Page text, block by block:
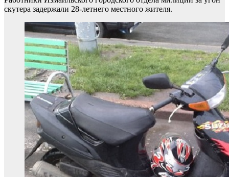
скутера задержали 28-летнего местного жителя.